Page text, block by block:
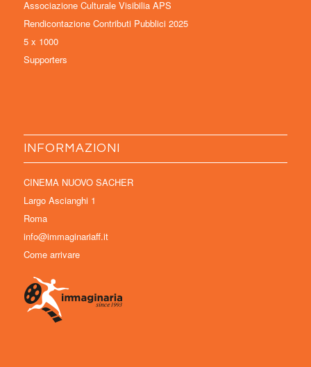
Associazione Culturale Visibilia APS
Rendicontazione Contributi Pubblici 2025
5 x 1000
Supporters
INFORMAZIONI
CINEMA NUOVO SACHER
Largo Ascianghi 1
Roma
info@immaginariaff.it
Come arrivare